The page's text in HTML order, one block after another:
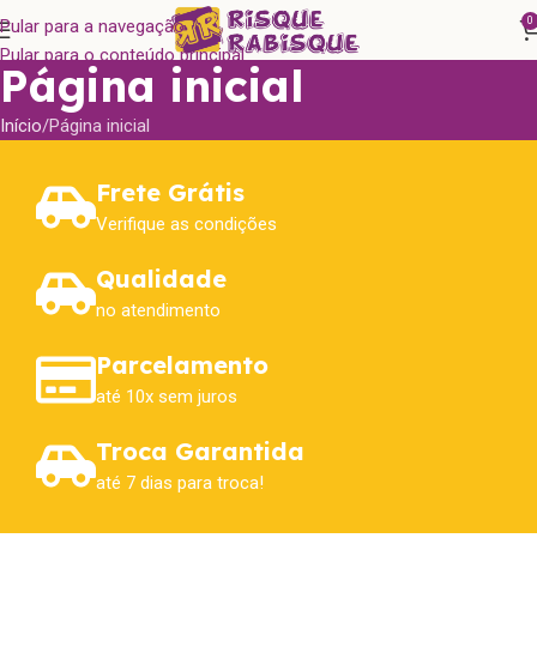
Pular para a navegação
Pular para o conteúdo principal
0
Página inicial
Início Página inicial
Frete Grátis
Verifique as condições
Qualidade
no atendimento
Parcelamento
até 10x sem juros
Troca Garantida
até 7 dias para troca!